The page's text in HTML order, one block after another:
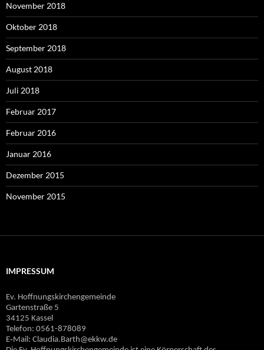
November 2018
Oktober 2018
September 2018
August 2018
Juli 2018
Februar 2017
Februar 2016
Januar 2016
Dezember 2015
November 2015
IMPRESSUM
Ev. Hoffnungskirchengemeinde
Gartenstraße 5
34125 Kassel
Telefon: 0561-878089
E‐Mail: Claudia.Barth@ekkw.de